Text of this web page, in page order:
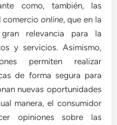
como, también, las
comercio online, que en la
relevancia para la
y servicios. Asimismo,
permiten realizar
de forma segura para
nuevas oportunidades
manera, el consumidor
opiniones sobre las